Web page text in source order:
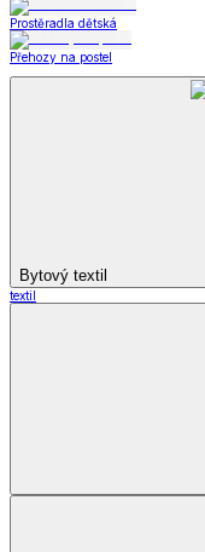
Prostěradla dětská
Přehozy na postel
Bytový textil
textil